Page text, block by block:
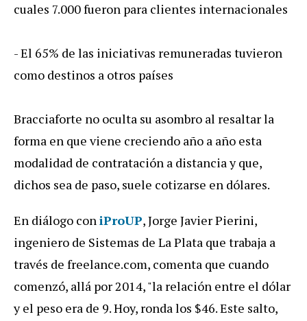
cuales 7.000 fueron para clientes internacionales
- El 65% de las iniciativas remuneradas tuvieron
como destinos a otros países
Bracciaforte no oculta su asombro al resaltar la
forma en que viene creciendo año a año esta
modalidad de contratación a distancia y que,
dichos sea de paso, suele cotizarse en dólares.
En diálogo coniProUP, Jorge Javier Pierini,
ingeniero de Sistemas de La Plata que trabaja a
través de freelance.com, comenta que cuando
comenzó, allá por 2014, "la relación entre el dólar
y el peso era de 9. Hoy, ronda los $46. Este salto,